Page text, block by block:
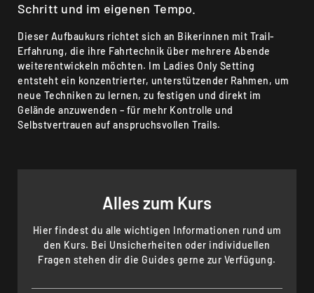
Schritt und im eigenen Tempo.
Dieser Aufbaukurs richtet sich an Bikerinnen mit Trail-
Erfahrung, die ihre Fahrtechnik über mehrere Abende
weiterentwickeln möchten. Im Ladies Only Setting
entsteht ein konzentrierter, unterstützender Rahmen, um
neue Techniken zu lernen, zu festigen und direkt im
Gelände anzuwenden – für mehr Kontrolle und
Selbstvertrauen auf anspruchsvollen Trails.
Alles zum Kurs
Hier findest du alle wichtigen Informationen rund um
den Kurs. Bei Unsicherheiten oder individuellen
Fragen stehen dir die Guides gerne zur Verfügung.